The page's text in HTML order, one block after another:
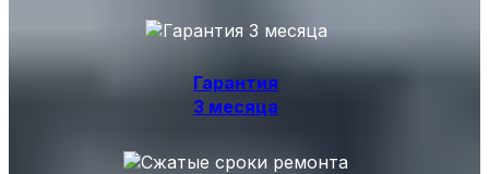
Гарантия
3 месяца